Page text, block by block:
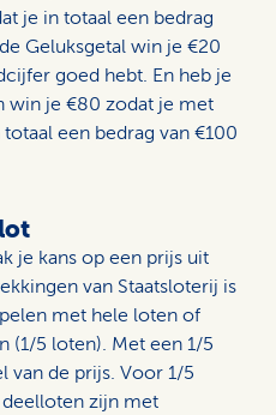
je in totaal een bedrag
Geluksgetal win je €20
goed hebt. En heb je
win je €80 zodat je met
een bedrag van €100
je kans op een prijs uit
van Staatsloterij is
met hele loten of
(1/5 loten). Met een 1/5
van de prijs. Voor 1/5
zijn met